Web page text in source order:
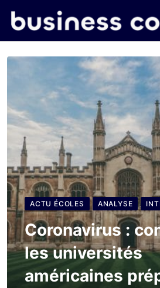
ACTU ÉCOLES ANALYSE
Coronavirus :
les universités
américaines